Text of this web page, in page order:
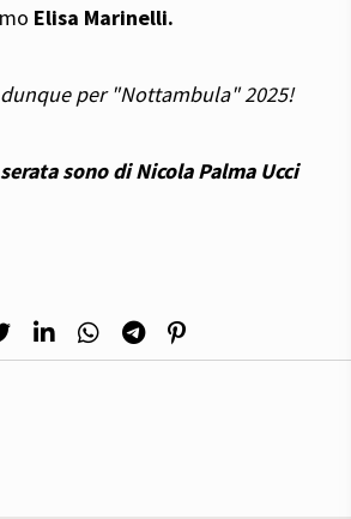
Elisa Marinelli.
per "Nottambula" 2025!
sono diNicola Palma Ucci